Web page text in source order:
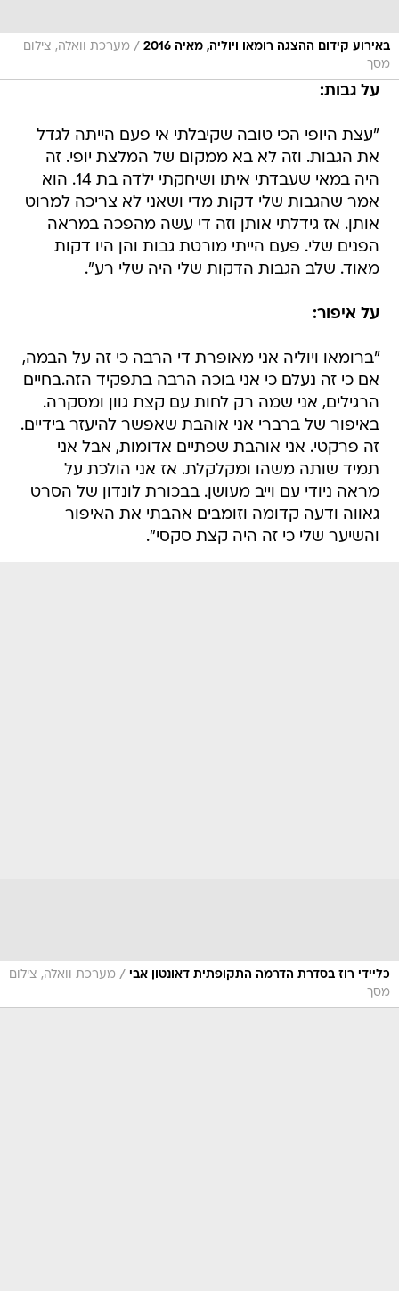
באירוע קידום ההצגה רומאו ויוליה, מאיה 2016 / מערכת וואלה, צילום
מסך
על גבות:
"עצת היופי הכי טובה שקיבלתי אי פעם הייתה לגדל
את הגבות. וזה לא בא ממקום של המלצת יופי. זה
היה במאי שעבדתי איתו ושיחקתי ילדה בת 14. הוא
אמר שהגבות שלי דקות מדי ושאני לא צריכה למרוט
אותן. אז גידלתי אותן וזה די עשה מהפכה במראה
הפנים שלי. פעם הייתי מורטת גבות והן היו דקות
מאוד. שלב הגבות הדקות שלי היה שלי רע".
על איפור:
"ברומאו ויוליה אני מאופרת די הרבה כי זה על הבמה,
אם כי זה נעלם כי אני בוכה הרבה בתפקיד הזה.בחיים
הרגילים, אני שמה רק לחות עם קצת גוון ומסקרה.
באיפור של ברברי אני אוהבת שאפשר להיעזר בידיים.
זה פרקטי. אני אוהבת שפתיים אדומות, אבל אני
תמיד שותה משהו ומקלקלת. אז אני הולכת על
מראה ניודי עם וייב מעושן. בבכורת לונדון של הסרט
גאווה ודעה קדומה וזומבים אהבתי את האיפור
והשיער שלי כי זה היה קצת סקסי".
כליידי רוז בסדרת הדרמה התקופתית דאונטון אבי / מערכת וואלה, צילום
מסך